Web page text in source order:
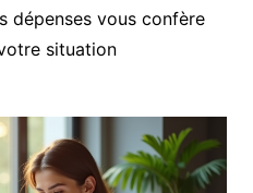
dépenses vous confère
situation